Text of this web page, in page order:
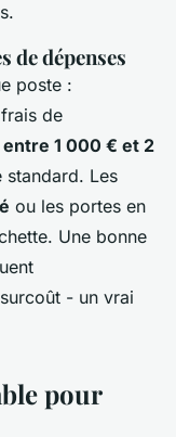
de dépenses
poste :
de
entre 1 000 € et 2
standard. Les
ou les portes en
Une bonne
- un vrai
pour